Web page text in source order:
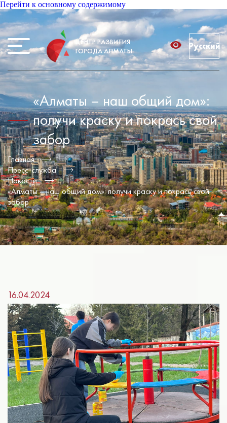
Перейти к основному содержимому
ЦЕНТР РАЗВИТИЯ
ГОРОДА АЛМАТЫ
Русский
«Алматы – наш общий дом»:
получи краску и покрась свой
забор
Главная
Пресс-служба
Новости
«Алматы – наш общий дом»: получи краску и покрась свой
забор
16.04.2024